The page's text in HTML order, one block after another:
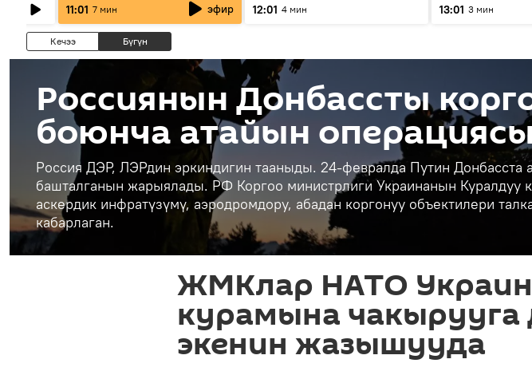
11:01 7 мин эфир
12:01 4 мин 13:01 3 мин
Кечээ Бүгүн
Россиянын Донбассты
боюнча атайын
Россия ДЭР, ЛЭРдин эркиндигин тааныды. 24-февралда Путин Донбасста
башталганын жарыялады. РФ Коргоо министрлиги Украинанын Куралдуу
аскердик инфратүзүмү, аэродромдору, абадан коргонуу объектилери
кабарлаган.
ЖМКлар НАТО
курамына чакырууга
экенин жазышууда